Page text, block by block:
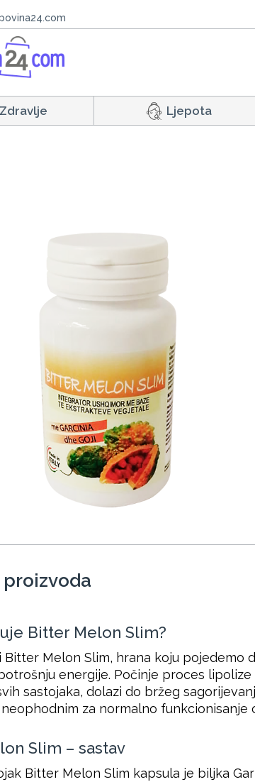
Zdravlje Ljepota
proizvoda
Bitter Melon Slim?
Bitter Melon Slim, hrana koju
energije. Počinje proces
sastojaka, dolazi do bržeg
za normalno funkcionisanje
Slim – sastav
Bitter Melon Slim kapsula je biljka